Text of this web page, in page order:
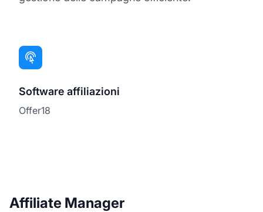
Software affiliazioni
Offer18
Affiliate Manager